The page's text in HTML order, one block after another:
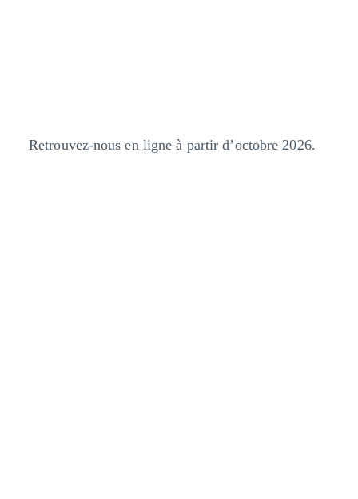
Retrouvez-nous en ligne à partir d’octobre 2026.